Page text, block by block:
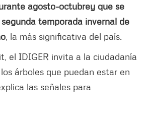
agosto-octubrey que se
temporada invernal de
, la más significativa del país.
el IDIGER invita a la ciudadanía
árboles que puedan estar en
las señales para